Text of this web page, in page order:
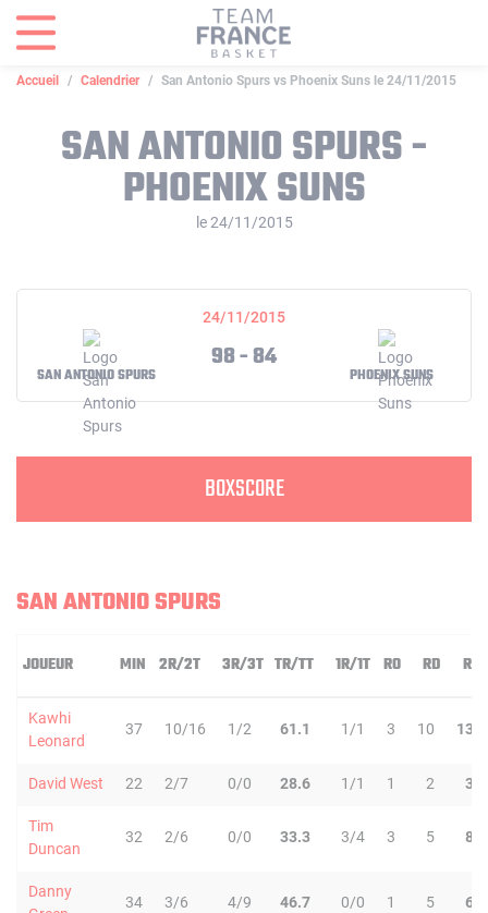
Accueil Calendrier San Antonio Spurs vs Phoenix Suns le 24/11/2015
SAN ANTONIO SPURS -
PHOENIX SUNS
le 24/11/2015
24/11/2015
SAN ANTONIO SPURS
98 - 84
PHOENIX SUNS
BOXSCORE
SAN ANTONIO SPURS
JOUEUR MIN 2R/2T 3R/3T TR/TT 1R/1T RO RD RT
Kawhi
Leonard
37 10/16 1/2 61.1 1/1 3 10 13
David West 22 2/7 0/0 28.6 1/1 1 2 3
Tim
Duncan
32 2/6 0/0 33.3 3/4 3 5 8
Danny
34 3/6 4/9 46.7 0/0 1 5 6
Panneau de gestion des cookies